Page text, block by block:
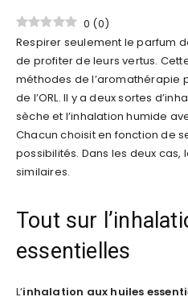
0 (0)
Respirer seulement le parfum
de profiter de leurs vertus.
méthodes de l’aromathérapie
de l’ORL. Il y a deux sortes
sèche et l’inhalation humide
Chacun choisit en fonction de
possibilités. Dans les deux cas,
similaires.
Tout sur
essentielles
L’inhalation aux huiles